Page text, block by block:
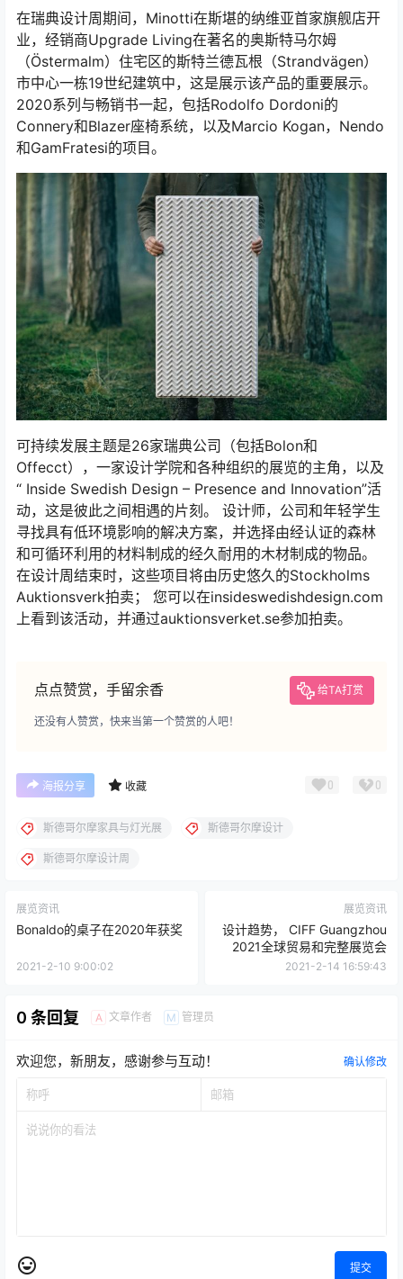
在瑞典设计周期间，Minotti在斯堪的纳维亚首家旗舰店开
业，经销商Upgrade Living在著名的奥斯特马尔姆
（Östermalm）住宅区的斯特兰德瓦根（Strandvägen）
市中心一栋19世纪建筑中，这是展示该产品的重要展示。
2020系列与畅销书一起，包括Rodolfo Dordoni的
Connery和Blazer座椅系统，以及Marcio Kogan，Nendo
和GamFratesi的项目。
可持续发展主题是26家瑞典公司（包括Bolon和
Offecct），一家设计学院和各种组织的展览的主角，以及
“ Inside Swedish Design – Presence and Innovation”活
动，这是彼此之间相遇的片刻。 设计师，公司和年轻学生
寻找具有低环境影响的解决方案，并选择由经认证的森林
和可循环利用的材料制成的经久耐用的木材制成的物品。
在设计周结束时，这些项目将由历史悠久的Stockholms
Auktionsverk拍卖； 您可以在insideswedishdesign.com
上看到该活动，并通过auktionsverket.se参加拍卖。
点点赞赏，手留余香 给TA打赏
还没有人赞赏，快来当第一个赞赏的人吧！
海报分享 收藏 0 0
斯德哥尔摩家具与灯光展 斯德哥尔摩设计
斯德哥尔摩设计周
展览资讯
Bonaldo的桌子在2020年获奖
2021-2-10 9:00:02
展览资讯
设计趋势， CIFF Guangzhou
2021全球贸易和完整展览会
2021-2-14 16:59:43
0 条回复 A 文章作者 M 管理员
欢迎您，新朋友，感谢参与互动！ 确认修改
提交